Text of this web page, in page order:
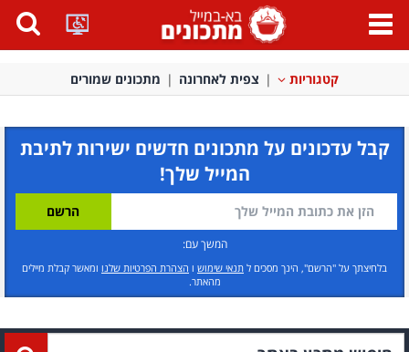
פתח
תפריט
קטגוריות צפית לאחרונה מתכונים שמורים
קבל עדכונים על מתכונים חדשים ישירות לתיבת
המייל שלך!
המשך עם:
בלחיצתך על "הרשם", הינך מסכים ל תנאי שימוש ו הצהרת הפרטיות שלנו ומאשר קבלת מיילים
מהאתר.